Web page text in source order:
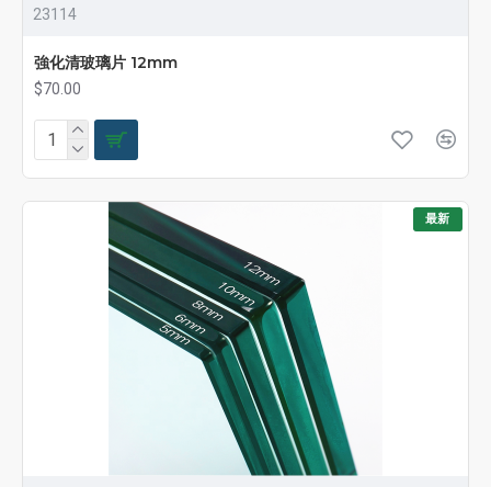
23114
強化清玻璃片 12mm
$70.00
最新